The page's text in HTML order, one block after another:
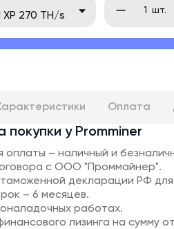
XP 270 TH/s шт.
Оплата
у Promminer
оплаты – наличный и
с ООО "Проммайнер".
декларации РФ
– 6 месяцев.
работах.
лизинга на сумму